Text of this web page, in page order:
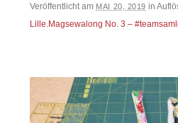
Veröffentlicht am MAI 20, 2019 in
Lille.Magsewalong No. 3 –